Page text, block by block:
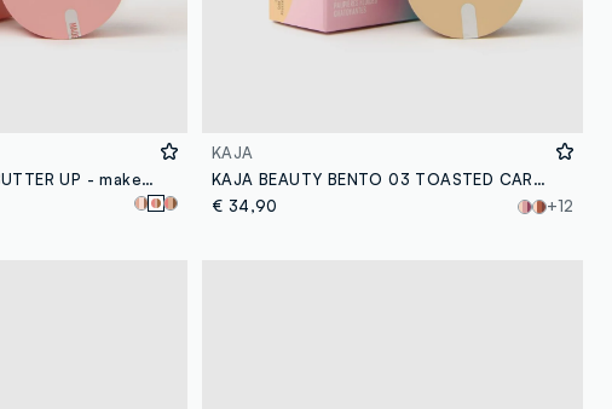
KAJA PLAY BENTO 01 BUTTER UP - make-up coreano
KAJA
KAJA BEAUTY BENTO 03 TOASTED CARAMEL - make-up coreano
€ 34,90
+12